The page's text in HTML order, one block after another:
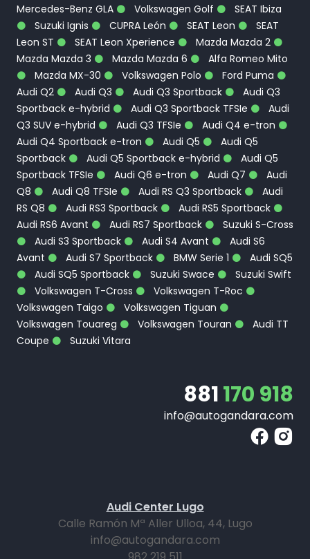
Mercedes-Benz GLA
Volkswagen Golf
SEAT Ibiza
Suzuki Ignis
CUPRA León SEAT Leon
SEAT
Leon ST
SEAT Leon Xperience
Mazda Mazda 2
Mazda Mazda 3
Mazda Mazda 6
Alfa Romeo Mito
Mazda MX-30
Volkswagen Polo
Ford Puma
Audi Q2
Audi Q3 Audi Q3 Sportback
Audi Q3
Sportback e-hybrid
Audi Q3 Sportback TFSIe
Audi
Q3 SUV e-hybrid
Audi Q3 TFSIe
Audi Q4 e-tron
Audi Q4 Sportback e-tron
Audi Q5
Audi Q5
Sportback
Audi Q5 Sportback e-hybrid
Audi Q5
Sportback TFSIe
Audi Q6 e-tron Audi Q7
Audi
Q8
Audi Q8 TFSIe Audi RS Q3 Sportback
Audi
RS Q8
Audi RS3 Sportback
Audi RS5 Sportback
Audi RS6 Avant
Audi RS7 Sportback
Suzuki S-Cross
Audi S3 Sportback
Audi S4 Avant
Audi S6
Avant
Audi S7 Sportback BMW Serie 1
Audi SQ5
Audi SQ5 Sportback
Suzuki Swace
Suzuki Swift
Volkswagen T-Cross
Volkswagen T-Roc
Volkswagen Taigo
Volkswagen Tiguan
Volkswagen Touareg
Volkswagen Touran
Audi TT
Coupe
Suzuki Vitara
881170 918
info@autogandara.com
Audi Center Lugo
Calle Ramón Mª Aller Ulloa, 44, Lugo
info@autogandara.com